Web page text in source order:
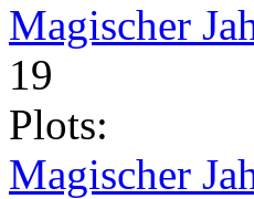
Magischer
19
Plots:
Magischer